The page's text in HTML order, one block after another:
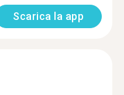
Scarica la app